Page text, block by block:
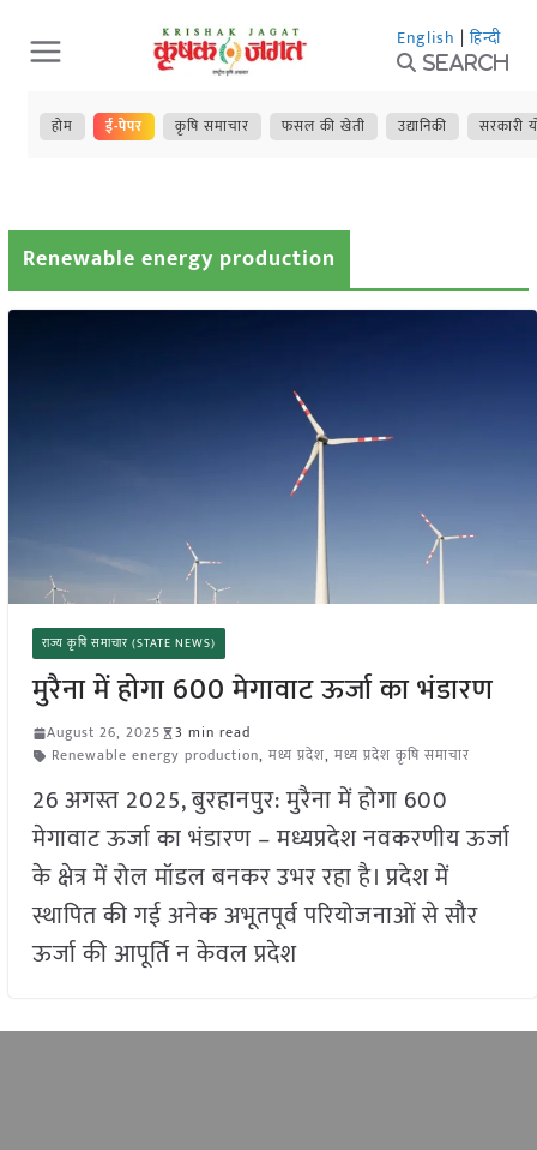
Skip
to
content
English | हिन्दी
Search
होम ई-पेपर कृषि समाचार फसल की खेती उद्यानिकी सरकारी
Renewable energy production
राज्य कृषि समाचार (STATE NEWS)
मुरैना में होगा 600 मेगावाट ऊर्जा का भंडारण
August 26, 2025
3 min read
Renewable energy production, मध्य प्रदेश, मध्य प्रदेश कृषि समाचार
26 अगस्त 2025, बुरहानपुर: मुरैना में होगा 600
मेगावाट ऊर्जा का भंडारण – मध्यप्रदेश नवकरणीय ऊर्जा
के क्षेत्र में रोल मॉडल बनकर उभर रहा है। प्रदेश में
स्थापित की गई अनेक अभूतपूर्व परियोजनाओं से सौर
ऊर्जा की आपूर्ति न केवल प्रदेश